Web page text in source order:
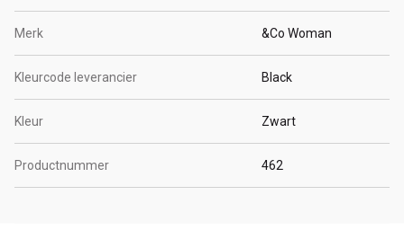
Merk &Co Woman
Kleurcode leverancier Black
Kleur Zwart
Productnummer 462